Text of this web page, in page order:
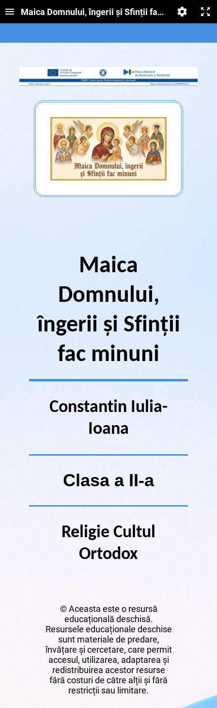
Maica Domnului, îngerii și Sfinții fac minuni
Maica
Domnului,
îngerii și Sfinții
fac minuni
Constantin Iulia-
Ioana
Clasa a II-a
Religie Cultul
Ortodox
© Aceasta este o resursă
educațională deschisă.
Resursele educaționale deschise
sunt materiale de predare,
învățare și cercetare, care permit
accesul, utilizarea, adaptarea și
redistribuirea acestor resurse
fără costuri de către alții și fără
restricții sau limitare.